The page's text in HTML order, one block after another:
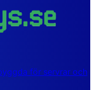
för servrar och